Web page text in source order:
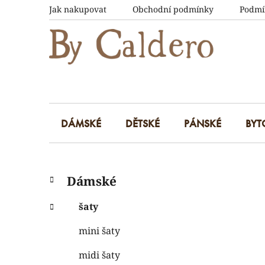
Jak nakupovat Obchodní podmínky
DÁMSKÉ DĚTSKÉ PÁNSKÉ
P
s
Přeskočit
kategorie
K
a
e
Dámské
šaty
mini šaty
midi šaty